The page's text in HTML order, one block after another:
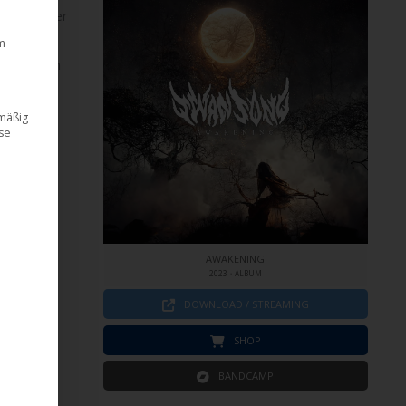
, ist der
tiefen
Track
AWAKENING
2023・ALBUM
DOWNLOAD / STREAMING
SHOP
BANDCAMP